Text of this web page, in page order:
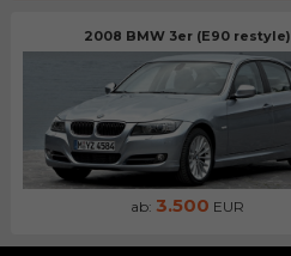
2008 BMW 3er (E90 restyle)
ab: 3.500 EUR